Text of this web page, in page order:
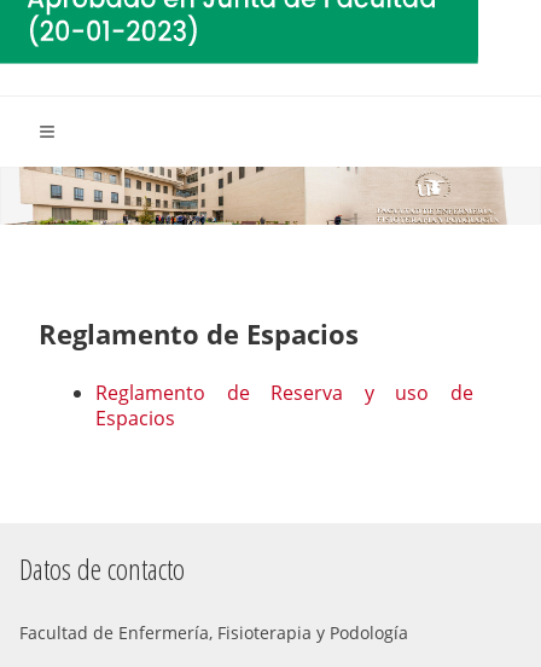
Reglamento de Espacios
Reglamento de Reserva y uso de
Espacios
Datos de contacto
Facultad de Enfermería, Fisioterapia y Podología